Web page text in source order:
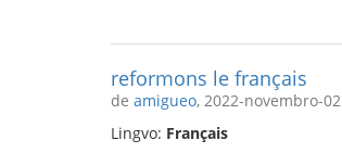
reformons le français
de amigueo, 2022-novembro-02
Lingvo: Français